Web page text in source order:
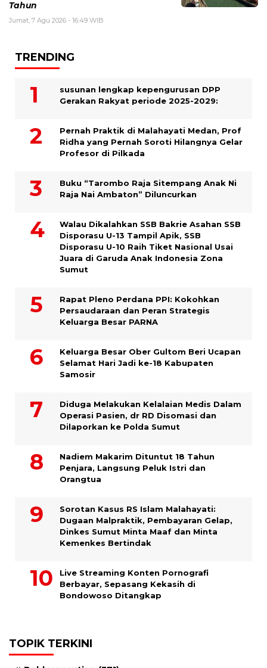
Tahun
Jumat, 7 Agu 2026 - 16:49 WIB
TRENDING
susunan lengkap kepengurusan DPP
Gerakan Rakyat periode 2025-2029:
Pernah Praktik di Malahayati Medan, Prof
Ridha yang Pernah Soroti Hilangnya Gelar
Profesor di Pilkada
Buku “Tarombo Raja Sitempang Anak Ni
Raja Nai Ambaton” Diluncurkan
Walau Dikalahkan SSB Bakrie Asahan SSB
Disporasu U-13 Tampil Apik, SSB
Disporasu U-10 Raih Tiket Nasional Usai
Juara di Garuda Anak Indonesia Zona
Sumut
Rapat Pleno Perdana PPI: Kokohkan
Persaudaraan dan Peran Strategis
Keluarga Besar PARNA
Keluarga Besar Ober Gultom Beri Ucapan
Selamat Hari Jadi ke-18 Kabupaten
Samosir
Diduga Melakukan Kelalaian Medis Dalam
Operasi Pasien, dr RD Disomasi dan
Dilaporkan ke Polda Sumut
​Nadiem Makarim Dituntut 18 Tahun
Penjara, Langsung Peluk Istri dan
Orangtua
Sorotan Kasus RS Islam Malahayati:
Dugaan Malpraktik, Pembayaran Gelap,
Dinkes Sumut Minta Maaf dan Minta
Kemenkes Bertindak
Live Streaming Konten Pornografi
Berbayar, Sepasang Kekasih di
Bondowoso Ditangkap
TOPIK TERKINI